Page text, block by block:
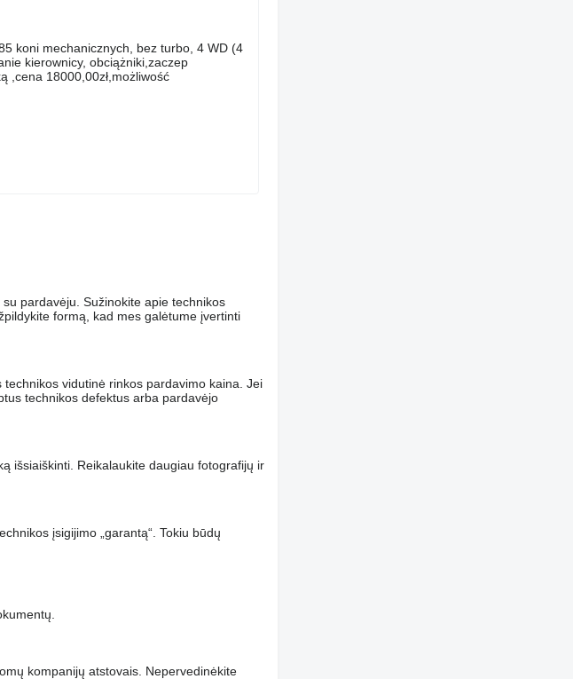
koni mechanicznych, bez turbo, 4 WD (4
kierownicy, obciążniki,zaczep
,cena 18000,00zł,możliwość
pardavėju. Sužinokite apie technikos
formą, kad mes galėtume įvertinti
vidutinė rinkos pardavimo kaina. Jei
technikos defektus arba pardavėjo
išsiaiškinti. Reikalaukite daugiau fotografijų ir
įsigijimo „garantą“. Tokiu būdų
kompanijų atstovais. Nepervedinėkite